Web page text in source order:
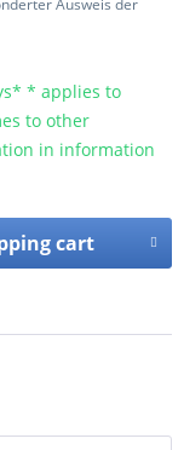
Ausweis der
* applies to
to other
in information
cart